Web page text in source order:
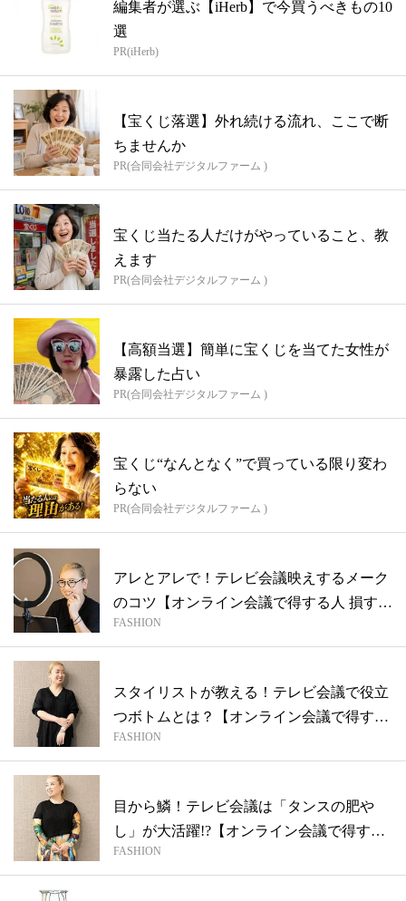
編集者が選ぶ【iHerb】で今買うべきもの10
選
PR(iHerb)
【宝くじ落選】外れ続ける流れ、ここで断
ちませんか
PR(合同会社デジタルファーム )
宝くじ当たる人だけがやっていること、教
えます
PR(合同会社デジタルファーム )
【高額当選】簡単に宝くじを当てた女性が
暴露した占い
PR(合同会社デジタルファーム )
宝くじ“なんとなく”で買っている限り変わ
らない
PR(合同会社デジタルファーム )
アレとアレで！テレビ会議映えするメーク
のコツ【オンライン会議で得する人 損する
人...
FASHION
スタイリストが教える！テレビ会議で役立
つボトムとは？【オンライン会議で得する
人 ...
FASHION
目から鱗！テレビ会議は「タンスの肥や
し」が大活躍!?【オンライン会議で得する
人 ...
FASHION